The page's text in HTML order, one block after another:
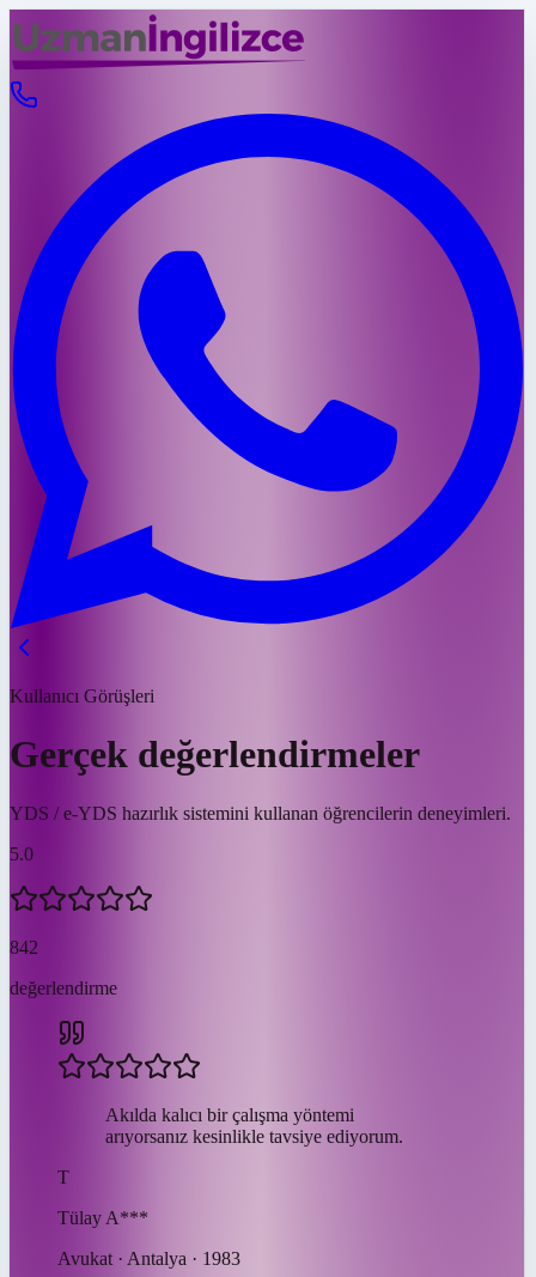
Kullanıcı Görüşleri
Gerçek değerlendirmeler
YDS / e-YDS hazırlık sistemini kullanan öğrencilerin deneyimleri.
5.0
842
değerlendirme
Akılda kalıcı bir çalışma yöntemi
arıyorsanız kesinlikle tavsiye ediyorum.
T
Tülay A***
Avukat · Antalya · 1983